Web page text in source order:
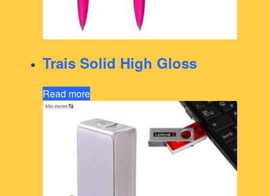
Trais Solid High Gloss
Read more